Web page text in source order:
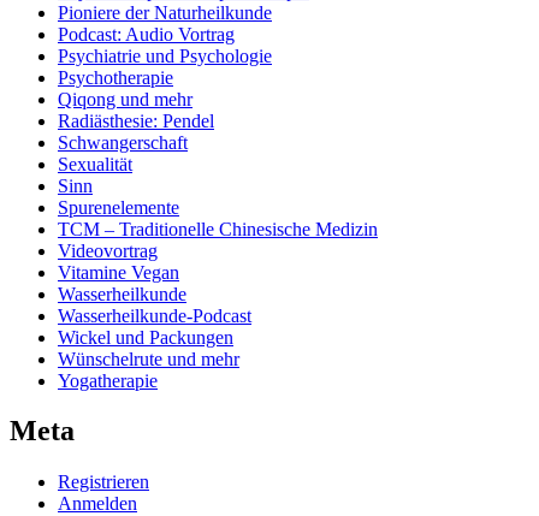
Pioniere der Naturheilkunde
Podcast: Audio Vortrag
Psychiatrie und Psychologie
Psychotherapie
Qiqong und mehr
Radiästhesie: Pendel
Schwangerschaft
Sexualität
Sinn
Spurenelemente
TCM – Traditionelle Chinesische Medizin
Videovortrag
Vitamine Vegan
Wasserheilkunde
Wasserheilkunde-Podcast
Wickel und Packungen
Wünschelrute und mehr
Yogatherapie
Meta
Registrieren
Anmelden